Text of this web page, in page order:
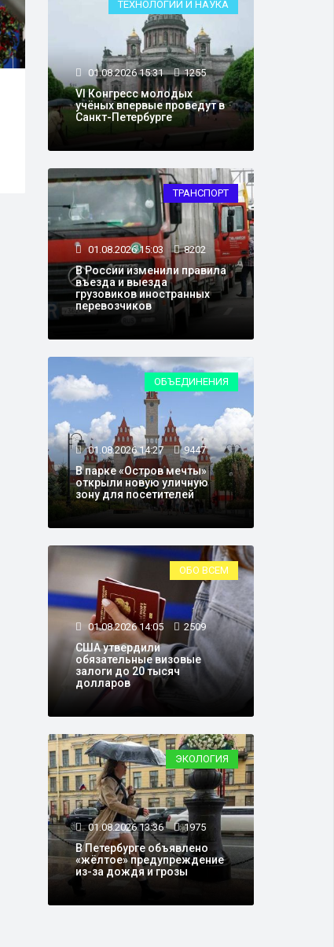
29.07.2026 16:14 19637
Кассационный суд
ТЕХНОЛОГИИ И НАУКА
01.08.2026 15:31 1255
VI Конгресс молодых
учёных впервые проведут в
Санкт-Петербурге
ТРАНСПОРТ
01.08.2026 15:03 8202
В России изменили правила
въезда и выезда
грузовиков иностранных
перевозчиков
ОБЪЕДИНЕНИЯ
01.08.2026 14:27 9447
В парке «Остров мечты»
открыли новую уличную
зону для посетителей
ОБО ВСЕМ
01.08.2026 14:05 2509
США утвердили
обязательные визовые
залоги до 20 тысяч
долларов
ЭКОЛОГИЯ
01.08.2026 13:36 1975
В Петербурге объявлено
«жёлтое» предупреждение
из-за дождя и грозы